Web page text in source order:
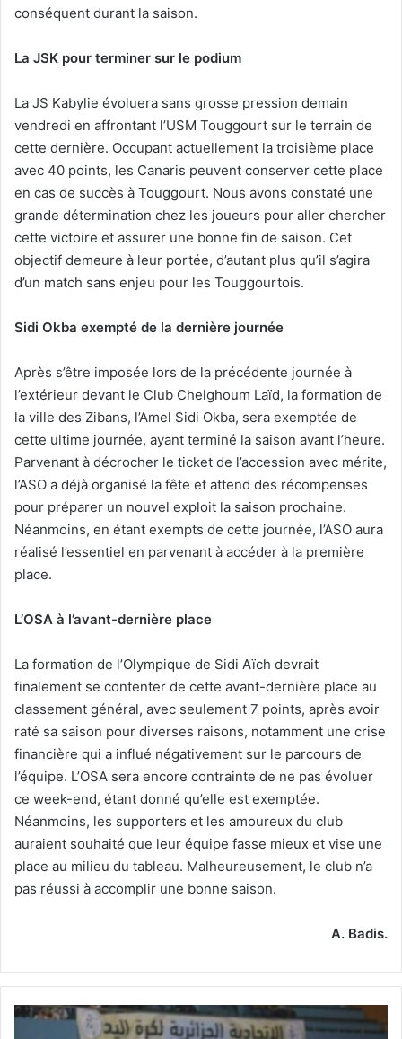
conséquent durant la saison.
La JSK pour terminer sur le podium
La JS Kabylie évoluera sans grosse pression demain
vendredi en affrontant l’USM Touggourt sur le terrain de
cette dernière. Occupant actuellement la troisième place
avec 40 points, les Canaris peuvent conserver cette place
en cas de succès à Touggourt. Nous avons constaté une
grande détermination chez les joueurs pour aller chercher
cette victoire et assurer une bonne fin de saison. Cet
objectif demeure à leur portée, d’autant plus qu’il s’agira
d’un match sans enjeu pour les Touggourtois.
Sidi Okba exempté de la dernière journée
Après s’être imposée lors de la précédente journée à
l’extérieur devant le Club Chelghoum Laïd, la formation de
la ville des Zibans, l’Amel Sidi Okba, sera exemptée de
cette ultime journée, ayant terminé la saison avant l’heure.
Parvenant à décrocher le ticket de l’accession avec mérite,
l’ASO a déjà organisé la fête et attend des récompenses
pour préparer un nouvel exploit la saison prochaine.
Néanmoins, en étant exempts de cette journée, l’ASO aura
réalisé l’essentiel en parvenant à accéder à la première
place.
L’OSA à l’avant-dernière place
La formation de l’Olympique de Sidi Aïch devrait
finalement se contenter de cette avant-dernière place au
classement général, avec seulement 7 points, après avoir
raté sa saison pour diverses raisons, notamment une crise
financière qui a influé négativement sur le parcours de
l’équipe. L’OSA sera encore contrainte de ne pas évoluer
ce week-end, étant donné qu’elle est exemptée.
Néanmoins, les supporters et les amoureux du club
auraient souhaité que leur équipe fasse mieux et vise une
place au milieu du tableau. Malheureusement, le club n’a
pas réussi à accomplir une bonne saison.
A. Badis.
Demi-